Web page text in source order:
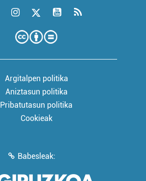
Argitalpen politika
Aniztasun politika
Pribatutasun politika
Cookieak
Babesleak: